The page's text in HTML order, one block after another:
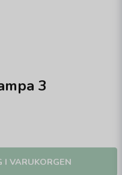
3
I VARUKORGEN